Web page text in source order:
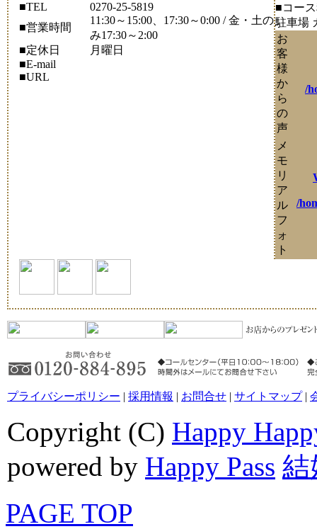
■TEL
0270-25-5819
■営業時間
11:30～15:00、17:30～0:00 / 金・土の
み17:30～2:00
■定休日
月曜日
■E-mail
■URL
■コー
駐車場
お
客
様
か
ら
の
声
/
メ
モ
リ
ア
ル
フ
ォ
ト
/
プライバシーポリシー | 採用情報 | お問合せ | サイトマップ|
Copyright (C) Happy
powered by Happy Pass 結
PAGE TOP